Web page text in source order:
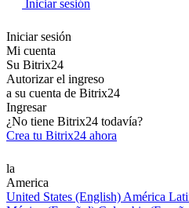
Iniciar sesión
Iniciar sesión
Mi cuenta
Su Bitrix24
Autorizar el ingreso
a su cuenta de Bitrix24
Ingresar
¿No tiene Bitrix24 todavía?
Crea tu Bitrix24 ahora
la
America
United States (English) América